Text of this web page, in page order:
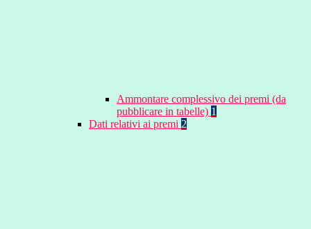
Ammontare complessivo dei premi (da
pubblicare in tabelle) 1
Dati relativi ai premi 2